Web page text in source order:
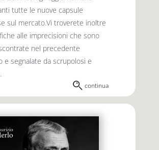
tutte le nuove capsule
sul mercato.Vi troverete inoltre
alle imprecisioni che sono
nel precedente
e segnalate da scrupolosi e
continua